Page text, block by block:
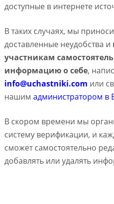
доступные в интернете
В таких случаях, мы
доставленные неудобства и
участникам
информацию о себе,
info@uchastniki.com или
нашим администратором в
В скором времени мы
систему верификации, и
сможет самостоятельно
добавлять или удалять